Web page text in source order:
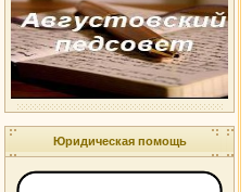
Юридическая помощь